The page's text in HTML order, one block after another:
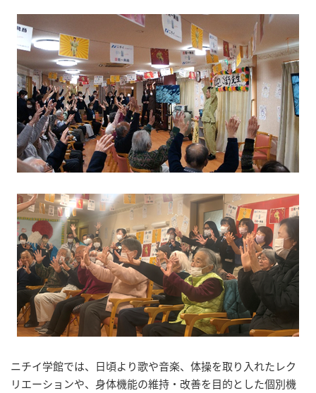
ニチイ学館では、日頃より歌や音楽、体操を取り入れたレク
リエーションや、身体機能の維持・改善を目的とした個別機